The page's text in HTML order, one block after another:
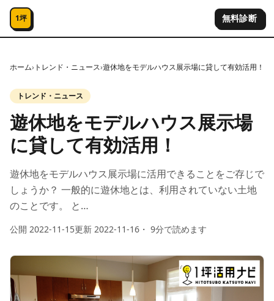
コンテンツへスキップ
1坪 無料診断
ホーム› トレンド・ニュース›遊休地をモデルハウス展示場に貸して有効活用！
トレンド・ニュース
遊休地をモデルハウス展示場
に貸して有効活用！
遊休地をモデルハウス展示場に活用できることをご存じで
しょうか？ 一般的に遊休地とは、利用されていない土地
のことです。 と…
公開 2022-11-15更新 2022-11-16 ・ 9分で読めます